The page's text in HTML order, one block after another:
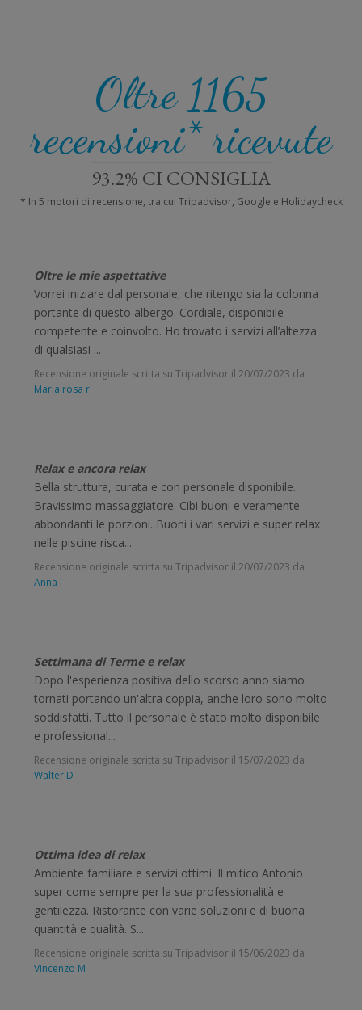
Oltre 1165
recensioni* ricevute
93.2% CI CONSIGLIA
* In 5 motori di recensione, tra cui Tripadvisor, Google e Holidaycheck
Oltre le mie aspettative
Vorrei iniziare dal personale, che ritengo sia la colonna
portante di questo albergo. Cordiale, disponibile
competente e coinvolto. Ho trovato i servizi all’altezza
di qualsiasi ...
Recensione originale scritta su Tripadvisor il 20/07/2023 da
Maria rosa r
Relax e ancora relax
Bella struttura, curata e con personale disponibile.
Bravissimo massaggiatore. Cibi buoni e veramente
abbondanti le porzioni. Buoni i vari servizi e super relax
nelle piscine risca...
Recensione originale scritta su Tripadvisor il 20/07/2023 da
Anna l
Settimana di Terme e relax
Dopo l'esperienza positiva dello scorso anno siamo
tornati portando un'altra coppia, anche loro sono molto
soddisfatti. Tutto il personale è stato molto disponibile
e professional...
Recensione originale scritta su Tripadvisor il 15/07/2023 da
Walter D
Ottima idea di relax
Ambiente familiare e servizi ottimi. Il mitico Antonio
super come sempre per la sua professionalità e
gentilezza. Ristorante con varie soluzioni e di buona
quantità e qualità. S...
Recensione originale scritta su Tripadvisor il 15/06/2023 da
Vincenzo M